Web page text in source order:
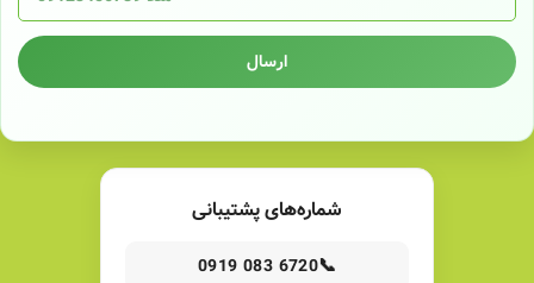
ارسال
شماره‌های پشتیبانی
📞
0919 083 6720